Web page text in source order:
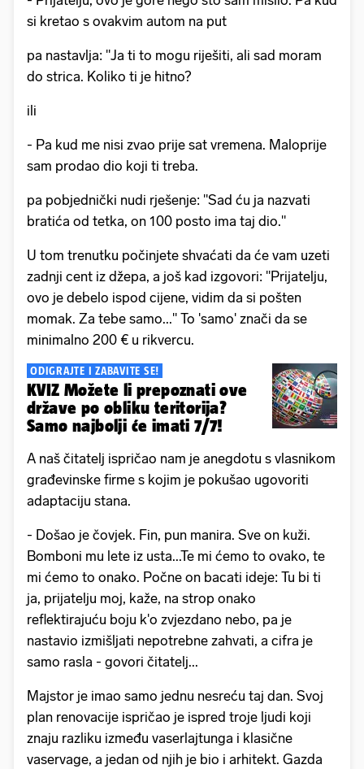
si kretao s ovakvim autom na put
pa nastavlja: "Ja ti to mogu riješiti, ali sad moram
do strica. Koliko ti je hitno?
ili
- Pa kud me nisi zvao prije sat vremena. Maloprije
sam prodao dio koji ti treba.
pa pobjednički nudi rješenje: "Sad ću ja nazvati
bratića od tetka, on 100 posto ima taj dio."
U tom trenutku počinjete shvaćati da će vam uzeti
zadnji cent iz džepa, a još kad izgovori: "Prijatelju,
ovo je debelo ispod cijene, vidim da si pošten
momak. Za tebe samo..." To 'samo' znači da se
minimalno 200 € u rikvercu.
ODIGRAJTE I ZABAVITE SE!
KVIZ Možete li prepoznati ove
države po obliku teritorija?
Samo najbolji će imati 7/7!
A naš čitatelj ispričao nam je anegdotu s vlasnikom
građevinske firme s kojim je pokušao ugovoriti
adaptaciju stana.
- Došao je čovjek. Fin, pun manira. Sve on kuži.
Bomboni mu lete iz usta...Te mi ćemo to ovako, te
mi ćemo to onako. Počne on bacati ideje: Tu bi ti
ja, prijatelju moj, kaže, na strop onako
reflektirajuću boju k'o zvjezdano nebo, pa je
nastavio izmišljati nepotrebne zahvati, a cifra je
samo rasla - govori čitatelj...
Majstor je imao samo jednu nesreću taj dan. Svoj
plan renovacije ispričao je ispred troje ljudi koji
znaju razliku između vaserlajtunga i klasične
vaservage, a jedan od njih je bio i arhitekt. Gazda